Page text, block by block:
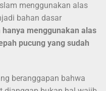
menggunakan alas
bahan dasar
menggunakan alas
pucung yang sudah
beranggapan bahwa